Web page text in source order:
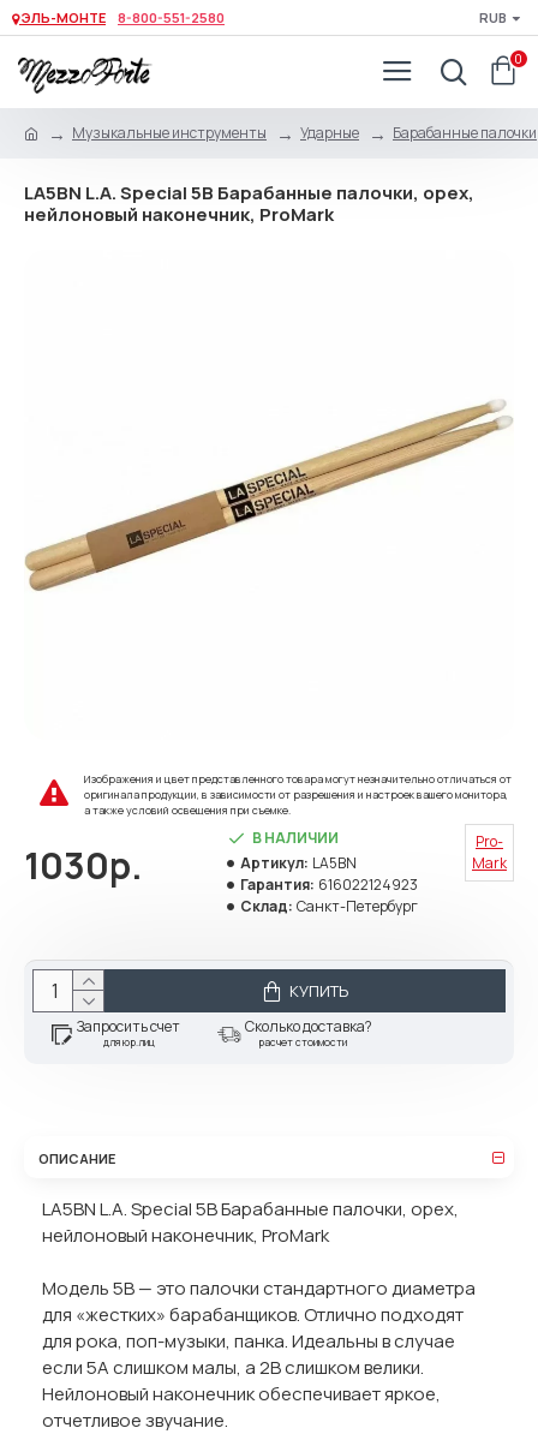
ЭЛЬ-МОНТЕ 8-800-551-2580 RUB
0
Музыкальные инструменты Ударные Барабанные
LA5BN L.A. Special 5B Барабанные палочки, орех,
нейлоновый наконечник, ProMark
Изображения и цвет представленного товара могут незначительно отличаться от
оригинала продукции, в зависимости от разрешения и настроек вашего монитора,
а также условий освещения при съемке.
1030р.
В НАЛИЧИИ
Артикул: LA5BN
Гарантия: 616022124923
Склад: Санкт-Петербург
Pro-
Mark
КУПИТЬ
Запросить счет
для юр.лиц
Сколько доставка?
расчет стоимости
ОПИСАНИЕ
LA5BN L.A. Special 5B Барабанные палочки, орех,
нейлоновый наконечник, ProMark
Модель 5B — это палочки стандартного диаметра
для «жестких» барабанщиков. Отлично подходят
для рока, поп-музыки, панка. Идеальны в случае
если 5A слишком малы, а 2B слишком велики.
Нейлоновый наконечник обеспечивает яркое,
отчетливое звучание.